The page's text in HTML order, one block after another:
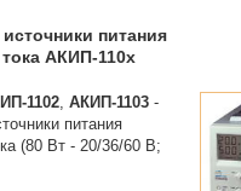
питания
тока АКИП-110x
1102, АКИП-1103 -
питания
(80 Вт - 20/36/60 В;